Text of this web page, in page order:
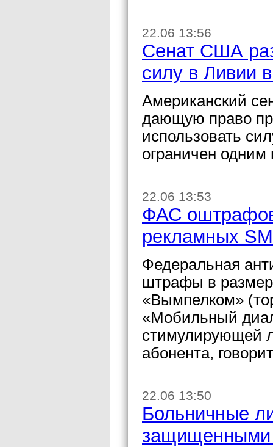
22.06 13:56
Сенат США
силу в Ливии
Американский
дающую право
использовать
ограничен
22.06 13:53
ФАС
рекламных
Федеральная
штрафы в
«Вымпелком»
«Мобильный
стимулирующей
абонента,
22.06 13:50
Больничные
защищенными